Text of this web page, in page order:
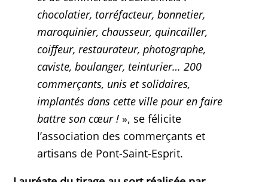
chocolatier, torréfacteur, bonnetier,
maroquinier, chausseur, quincailler,
coiffeur, restaurateur, photographe,
caviste, boulanger, teinturier… 200
commerçants, unis et solidaires,
implantés dans cette ville pour en faire
battre son cœur ! », se félicite
l’association des commerçants et
artisans de Pont-Saint-Esprit.